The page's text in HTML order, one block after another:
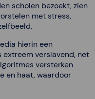
scholen bezoekt, zien
met stress,
hierin een
extreem verslavend, net
versterken
en haat, waardoor